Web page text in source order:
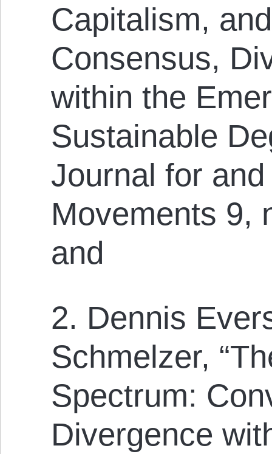
Capitalism,
Consensus,
within the
Sustainable
Journal for
Movements 9,
and
2. Dennis
Schmelzer,
Spectrum:
Divergence